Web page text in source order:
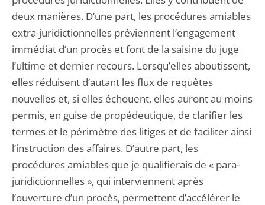
deux manières. D’une part, les procédures amiables
extra-juridictionnelles préviennent l’engagement
immédiat d’un procès et font de la saisine du juge
l’ultime et dernier recours. Lorsqu’elles aboutissent,
elles réduisent d’autant les flux de requêtes
nouvelles et, si elles échouent, elles auront au moins
permis, en guise de propédeutique, de clarifier les
termes et le périmètre des litiges et de faciliter ainsi
l’instruction des affaires. D’autre part, les
procédures amiables que je qualifierais de « para-
juridictionnelles », qui interviennent après
l’ouverture d’un procès, permettent d’accélérer le